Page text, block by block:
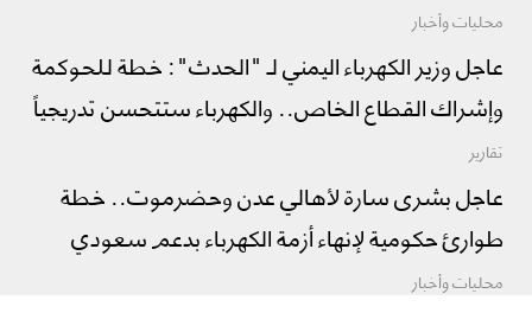
محليات وأخبار
عاجل وزير الكهرباء اليمني لـ "الحدث": خطة للحوكمة
وإشراك القطاع الخاص.. والكهرباء ستتحسن تدريجياً
تقارير
عاجل بشرى سارة لأهالي عدن وحضرموت.. خطة
طوارئ حكومية لإنهاء أزمة الكهرباء بدعم سعودي
محليات وأخبار